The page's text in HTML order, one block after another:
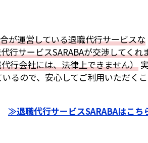
が運営している退職代行サービスな
行サービスSARABAが交渉してくれ
行会社には、法律上できません） 実
るので、安心してご利用いただくこ
≫退職代行サービスSARABAはこち